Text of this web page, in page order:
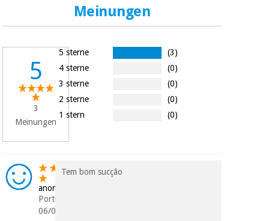
Meinungen
5
3
Meinungen
5 sterne
(3)
4 sterne
(0)
3 sterne
(0)
2 sterne
(0)
1 stern
(0)
anonym
Portugal
06/03/2023
Tem bom sucção